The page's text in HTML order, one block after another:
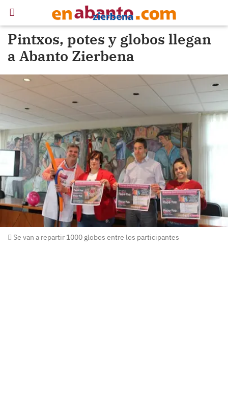
Pintxos, potes y globos llegan
a Abanto Zierbena
Se van a repartir 1000 globos entre los participantes